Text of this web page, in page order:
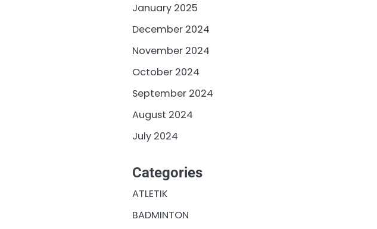
January 2025
December 2024
November 2024
October 2024
September 2024
August 2024
July 2024
Categories
ATLETIK
BADMINTON